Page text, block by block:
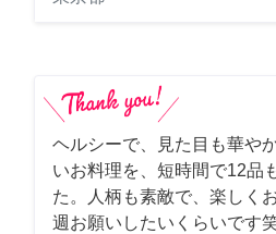
ヘルシーで、見た目も華や
いお料理を、短時間で12品
た。人柄も素敵で、楽しく
週お願いしたいくらいです